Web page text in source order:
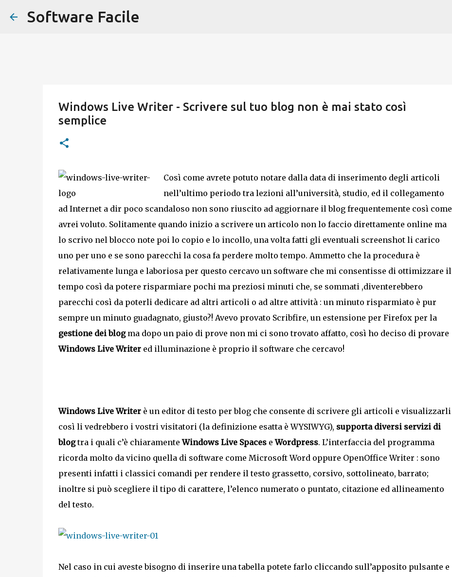
Software Facile
Windows Live Writer - Scrivere sul tuo blog non è mai stato così
semplice
Così come avrete potuto notare dalla data di inserimento degli articoli
nell’ultimo periodo tra lezioni all’università, studio, ed il collegamento
ad Internet a dir poco scandaloso non sono riuscito ad aggiornare il blog frequentemente così come
avrei voluto. Solitamente quando inizio a scrivere un articolo non lo faccio direttamente online ma
lo scrivo nel blocco note poi lo copio e lo incollo, una volta fatti gli eventuali screenshot li carico
uno per uno e se sono parecchi la cosa fa perdere molto tempo. Ammetto che la procedura è
relativamente lunga e laboriosa per questo cercavo un software che mi consentisse di ottimizzare il
tempo così da potere risparmiare pochi ma preziosi minuti che, se sommati ,diventerebbero
parecchi così da poterli dedicare ad altri articoli o ad altre attività : un minuto risparmiato è pur
sempre un minuto guadagnato, giusto?! Avevo provato Scribfire, un estensione per Firefox per la
gestione dei blogma dopo un paio di prove non mi ci sono trovato affatto, così ho deciso di provare
Windows Live Writered illuminazione è proprio il software che cercavo!
Windows Live Writerè un editor di testo per blog che consente di scrivere gli articoli e visualizzarli
così li vedrebbero i vostri visitatori (la definizione esatta è WYSIWYG), supporta diversi servizi di
blogtra i quali c’è chiaramenteWindows Live SpaceseWordpress. L’interfaccia del programma
ricorda molto da vicino quella di software come Microsoft Word oppure OpenOffice Writer : sono
presenti infatti i classici comandi per rendere il testo grassetto, corsivo, sottolineato, barrato;
inoltre si può scegliere il tipo di carattere, l’elenco numerato o puntato, citazione ed allineamento
del testo.
Nel caso in cui aveste bisogno di inserire una tabella potete farlo cliccando sull’apposito pulsante e